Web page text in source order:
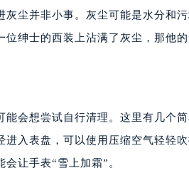
灰尘并非小事。灰尘可能是水分和
位绅士的西装上沾满了灰尘，那他的
能会想尝试自行清理。这里有几个
进入表盘，可以使用压缩空气轻轻
让手表“雪上加霜”。